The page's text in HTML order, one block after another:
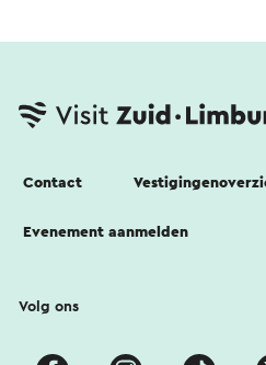
Contact
Evenement aanmelden
Volg ons